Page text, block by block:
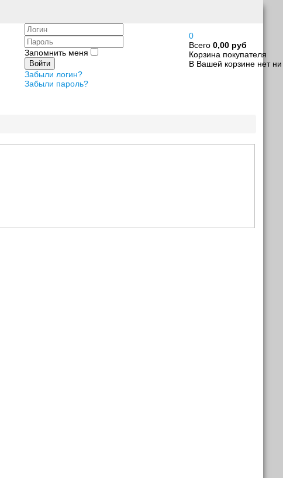
0
Всего 0,00 руб
Корзина покупателя
В Вашей корзине нет ни
Логин
Пароль
Запомнить меня
Войти
Забыли логин?
Забыли пароль?